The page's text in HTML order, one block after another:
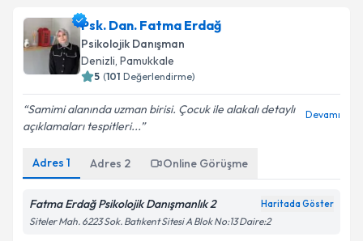
Psk. Dan. Fatma Erdağ
Psikolojik Danışman
Denizli, Pamukkale
5 (101 Değerlendirme)
Samimi alanında uzman birisi. Çocuk ile alakalı detaylı
açıklamaları tespitleri...
Devamı
Adres 1 Adres 2 Online Görüşme
Fatma Erdağ Psikolojik Danışmanlık 2 Haritada Göster
Siteler Mah. 6223 Sok. Batıkent Sitesi A Blok No:13 Daire:2